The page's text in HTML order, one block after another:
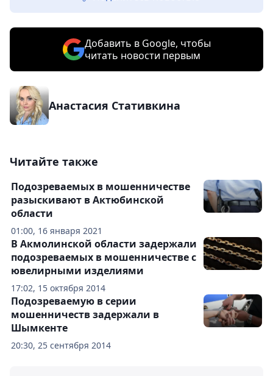
Добавить в Google, чтобы
читать новости первым
Анастасия Стативкина
Читайте также
01:00, 16 января 2021
Подозреваемых в мошенничестве
разыскивают в Актюбинской
области
17:02, 15 октября 2014
В Акмолинской области задержали
подозреваемых в мошенничестве с
ювелирными изделиями
20:30, 25 сентября 2014
Подозреваемую в серии
мошенничеств задержали в
Шымкенте